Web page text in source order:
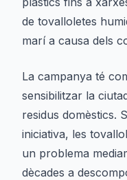
de tovalloletes
marí a causa dels
La campanya té
sensibilitzar la
residus domèstics.
iniciativa, les
un problema
dècades a